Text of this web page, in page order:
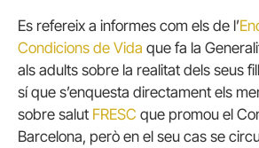
Es refereix a informes com els de l’
Condicions de Vida que fa la
als adults sobre la realitat dels seus
sí que s’enquesta directament els
sobre salut FRESC que promou el
Barcelona, però en el seu cas se